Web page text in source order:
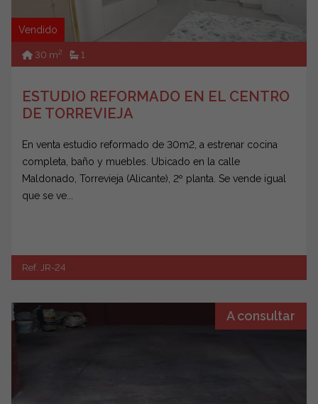
Vendido
30 m2 1
ESTUDIO REFORMADO EN EL CENTRO
DE TORREVIEJA
En venta estudio reformado de 30m2, a estrenar cocina
completa, baño y muebles. Ubicado en la calle
Maldonado, Torrevieja (Alicante), 2º planta. Se vende igual
que se ve...
Ref. JR-24
A consultar